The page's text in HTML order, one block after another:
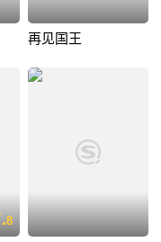
再见国王
8